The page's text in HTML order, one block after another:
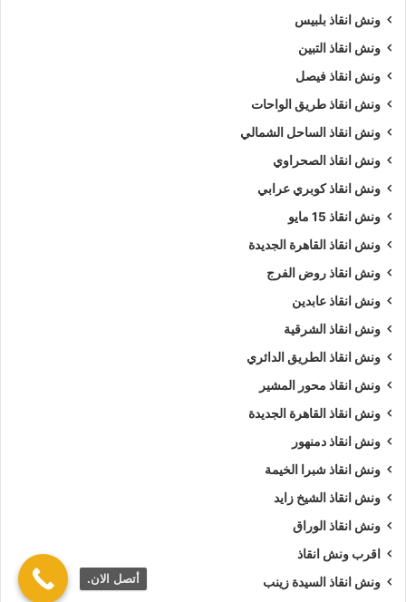
ونش انقاذ بلبيس
ونش انقاذ التبين
ونش انقاذ فيصل
ونش انقاذ طريق الواحات
ونش انقاذ الساحل الشمالي
ونش انقاذ الصحراوي
ونش انقاذ كوبري عرابي
ونش انقاذ 15 مايو
ونش انقاذ القاهرة الجديدة
ونش انقاذ روض الفرج
ونش انقاذ عابدين
ونش انقاذ الشرقية
ونش انقاذ الطريق الدائري
ونش انقاذ محور المشير
ونش انقاذ القاهرة الجديدة
ونش انقاذ دمنهور
ونش انقاذ شبرا الخيمة
ونش انقاذ الشيخ زايد
ونش انقاذ الوراق
اقرب ونش انقاذ
ونش انقاذ السيدة زينب
أتصل الان.